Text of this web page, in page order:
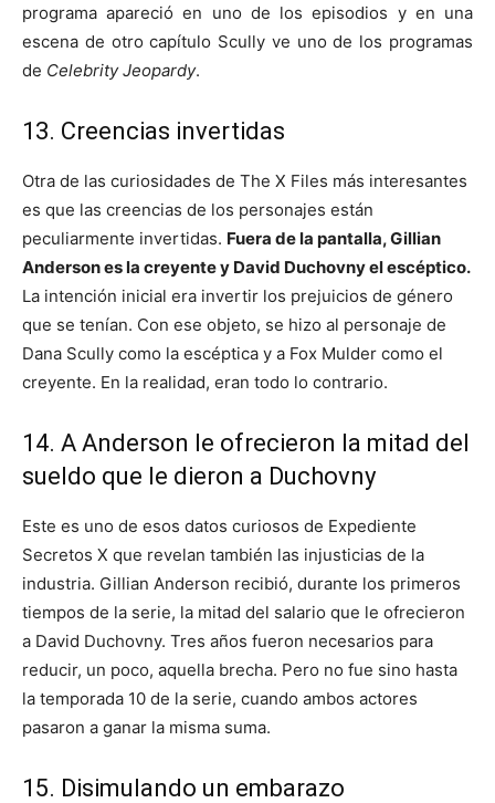
programa apareció en uno de los episodios y en una
escena de otro capítulo Scully ve uno de los programas
de Celebrity Jeopardy.
13. Creencias invertidas
Otra de las curiosidades de The X Files más interesantes
es que las creencias de los personajes están
peculiarmente invertidas. Fuera de la pantalla, Gillian
Anderson es la creyente y David Duchovny el escéptico.
La intención inicial era invertir los prejuicios de género
que se tenían. Con ese objeto, se hizo al personaje de
Dana Scully como la escéptica y a Fox Mulder como el
creyente. En la realidad, eran todo lo contrario.
14. A Anderson le ofrecieron la mitad del
sueldo que le dieron a Duchovny
Este es uno de esos datos curiosos de Expediente
Secretos X que revelan también las injusticias de la
industria. Gillian Anderson recibió, durante los primeros
tiempos de la serie, la mitad del salario que le ofrecieron
a David Duchovny. Tres años fueron necesarios para
reducir, un poco, aquella brecha. Pero no fue sino hasta
la temporada 10 de la serie, cuando ambos actores
pasaron a ganar la misma suma.
15. Disimulando un embarazo